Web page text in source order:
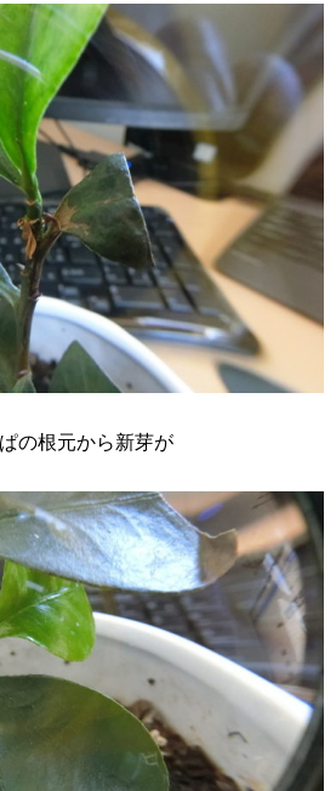
の根元から新芽が